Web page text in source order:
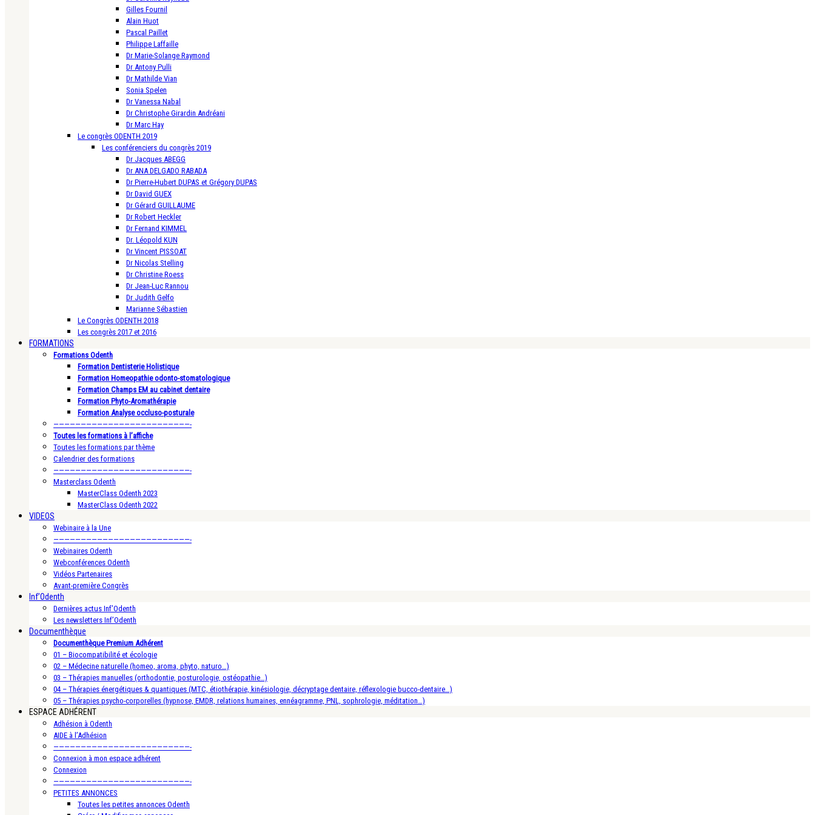
Gilles Fournil
Alain Huot
Pascal Paillet
Philippe Laffaille
Dr Marie-Solange Raymond
Dr Antony Pulli
Dr Mathilde Vian
Sonia Spelen
Dr Vanessa Nabal
Dr Christophe Girardin Andréani
Dr Marc Hay
Le congrès ODENTH 2019
Les conférenciers du congrès 2019
Dr Jacques ABEGG
Dr ANA DELGADO RABADA
Dr Pierre-Hubert DUPAS et Grégory DUPAS
Dr David GUEX
Dr Gérard GUILLAUME
Dr Robert Heckler
Dr Fernand KIMMEL
Dr. Léopold KUN
Dr Vincent PISSOAT
Dr Nicolas Stelling
Dr Christine Roess
Dr Jean-Luc Rannou
Dr Judith Gelfo
Marianne Sébastien
Le Congrès ODENTH 2018
Les congrès 2017 et 2016
FORMATIONS
Formations Odenth
Formation Dentisterie Holistique
Formation Homeopathie odonto-stomatologique
Formation Champs EM au cabinet dentaire
Formation Phyto-Aromathérapie
Formation Analyse occluso-posturale
—————————————————————————-
Toutes les formations à l’affiche
Toutes les formations par thème
Calendrier des formations
—————————————————————————-
Masterclass Odenth
MasterClass Odenth 2023
MasterClass Odenth 2022
VIDEOS
Webinaire à la Une
—————————————————————————-
Webinaires Odenth
Webconférences Odenth
Vidéos Partenaires
Avant-première Congrès
Inf’Odenth
Dernières actus Inf’Odenth
Les newsletters Inf’Odenth
Documenthèque
Documenthèque Premium Adhérent
01 – Biocompatibilité et écologie
02 – Médecine naturelle (homeo, aroma, phyto, naturo…)
03 – Thérapies manuelles (orthodontie, posturologie, ostéopathie…)
04 – Thérapies énergétiques & quantiques (MTC, étiothérapie, kinésiologie, décryptage dentaire, réflexologie bucco-dentaire…)
05 – Thérapies psycho-corporelles (hypnose, EMDR, relations humaines, ennéagramme, PNL, sophrologie, méditation…)
ESPACE ADHÉRENT
Adhésion à Odenth
AIDE à l’Adhésion
—————————————————————————-
Connexion à mon espace adhérent
Connexion
—————————————————————————-
PETITES ANNONCES
Toutes les petites annonces Odenth